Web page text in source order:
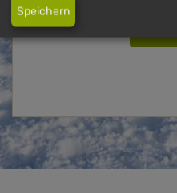
Speichern